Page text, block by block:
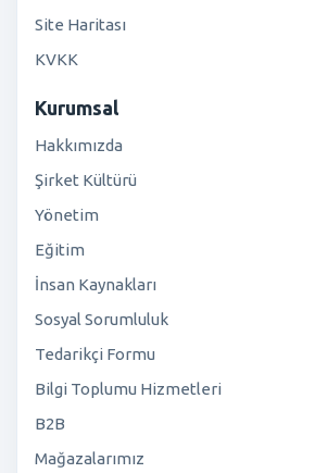
Site Haritası
KVKK
Kurumsal
Hakkımızda
Şirket Kültürü
Yönetim
Eğitim
İnsan Kaynakları
Sosyal Sorumluluk
Tedarikçi Formu
Bilgi Toplumu Hizmetleri
B2B
Mağazalarımız